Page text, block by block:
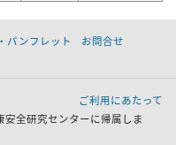
パンフレット
お問合せ
ご利用にあたって
全研究センターに帰属しま